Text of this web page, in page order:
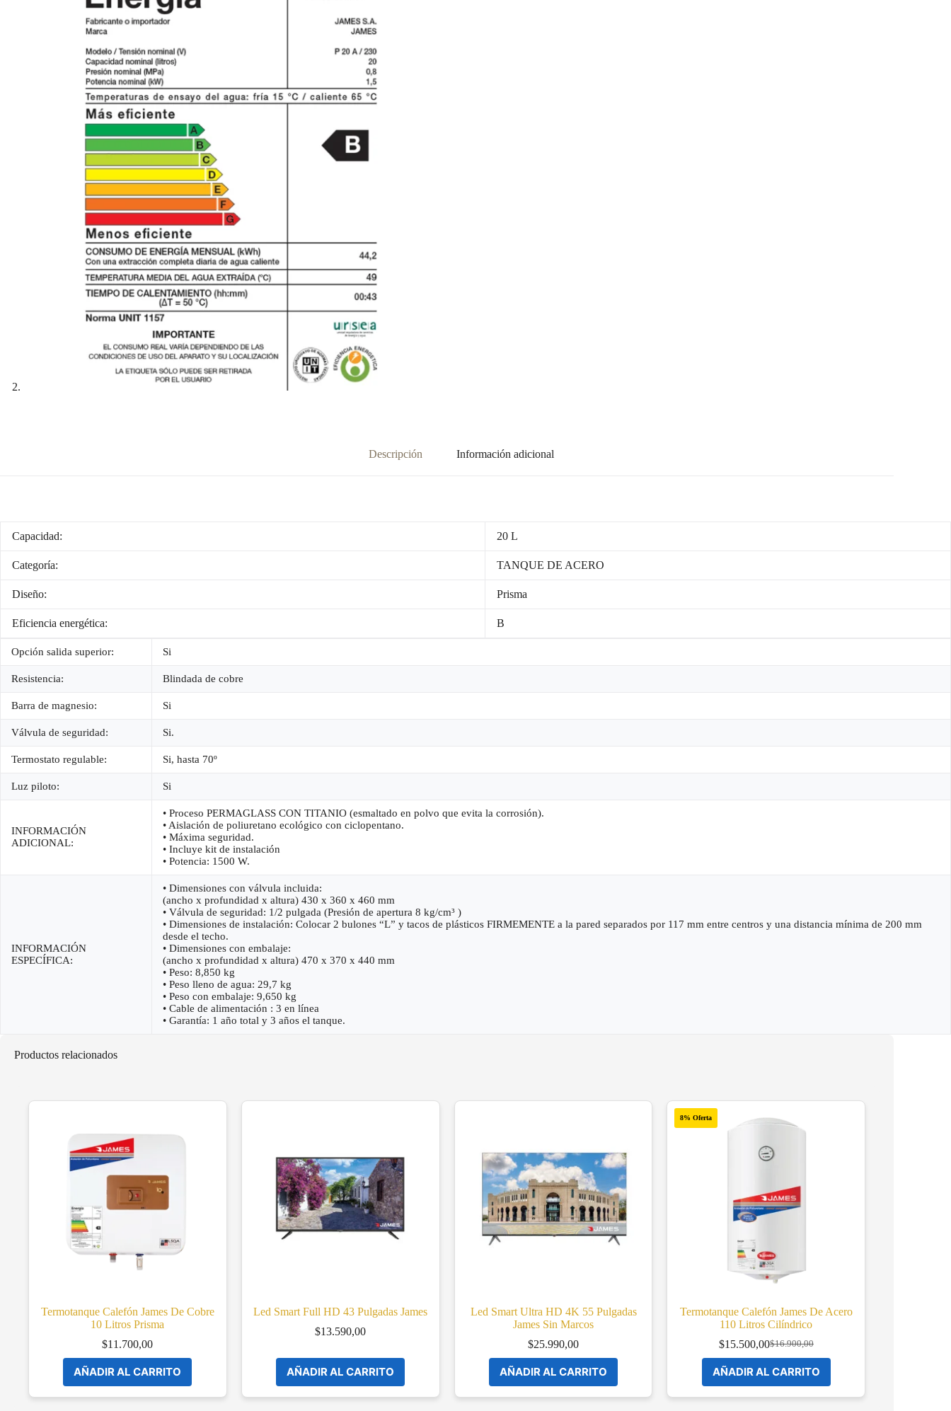
Descripción Información adicional
Capacidad: 20 L
Categoría: TANQUE DE ACERO
Diseño: Prisma
Eficiencia energética: B
Opción salida superior: Si
Resistencia: Blindada de cobre
Barra de magnesio: Si
Válvula de seguridad: Si.
Termostato regulable: Si, hasta 70º
Luz piloto: Si
INFORMACIÓN
ADICIONAL:
• Proceso PERMAGLASS CON TITANIO (esmaltado en polvo que evita la corrosión).
• Aislación de poliuretano ecológico con ciclopentano.
• Máxima seguridad.
• Incluye kit de instalación
• Potencia: 1500 W.
INFORMACIÓN
ESPECÍFICA:
• Dimensiones con válvula incluida:
(ancho x profundidad x altura) 430 x 360 x 460 mm
• Válvula de seguridad: 1/2 pulgada (Presión de apertura 8 kg/cm³ )
• Dimensiones de instalación: Colocar 2 bulones “L” y tacos de plásticos FIRMEMENTE a la pared separados por 117 mm entre centros y una distancia mínima de 200 mm
desde el techo.
• Dimensiones con embalaje:
(ancho x profundidad x altura) 470 x 370 x 440 mm
• Peso: 8,850 kg
• Peso lleno de agua: 29,7 kg
• Peso con embalaje: 9,650 kg
• Cable de alimentación : 3 en línea
• Garantía: 1 año total y 3 años el tanque.
Productos relacionados
Termotanque Calefón James De Cobre
10 Litros Prisma
$11.700,00
AÑADIR AL CARRITO
Led Smart Full HD 43 Pulgadas James
$13.590,00
AÑADIR AL CARRITO
Led Smart Ultra HD 4K 55 Pulgadas
James Sin Marcos
$25.990,00
AÑADIR AL CARRITO
8% Oferta
Termotanque Calefón James De Acero
110 Litros Cilíndrico
$16.900,00
Original
price
was:
$16.900,00.
$15.500,00Current
price
is:
$15.500,00.
AÑADIR AL CARRITO